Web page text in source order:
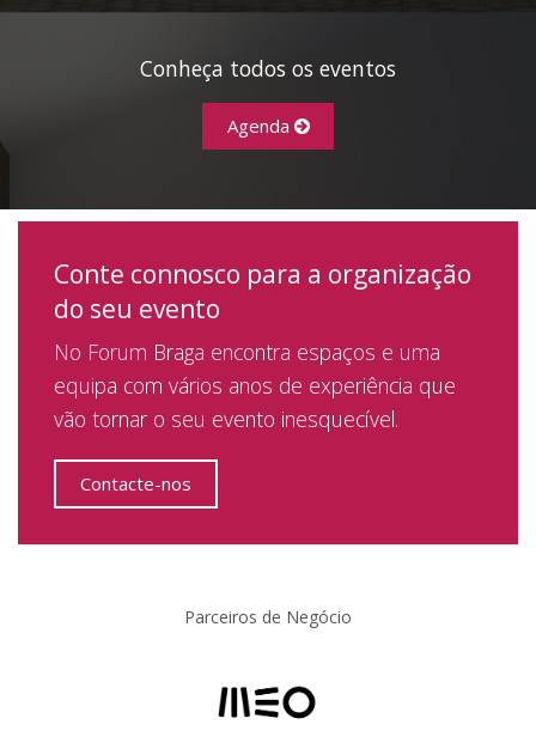
Conheça todos os eventos
Agenda
Conte connosco para a organização
do seu evento
No Forum Braga encontra espaços e uma
equipa com vários anos de experiência que
vão tornar o seu evento inesquecível.
Contacte-nos
Parceiros de Negócio